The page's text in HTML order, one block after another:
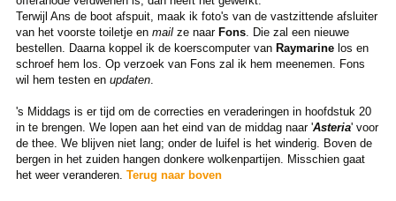
Terwijl Ans de boot afspuit, maak ik foto's van de vastzittende afsluiter
van het voorste toiletje en mailze naar Fons. Die zal een nieuwe
bestellen. Daarna koppel ik de koerscomputer vanRaymarinelos en
schroef hem los. Op verzoek van Fons zal ik hem meenemen. Fons
wil hem testen en updaten.
's Middags is er tijd om de correcties en veraderingen in hoofdstuk 20
in te brengen. We lopen aan het eind van de middag naar 'Asteria' voor
de thee. We blijven niet lang; onder de luifel is het winderig. Boven de
bergen in het zuiden hangen donkere wolkenpartijen. Misschien gaat
het weer veranderen. Terug naar boven